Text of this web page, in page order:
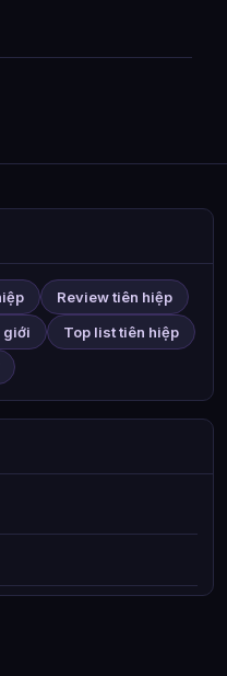
Review tiên hiệp
giới
Top list tiên hiệp